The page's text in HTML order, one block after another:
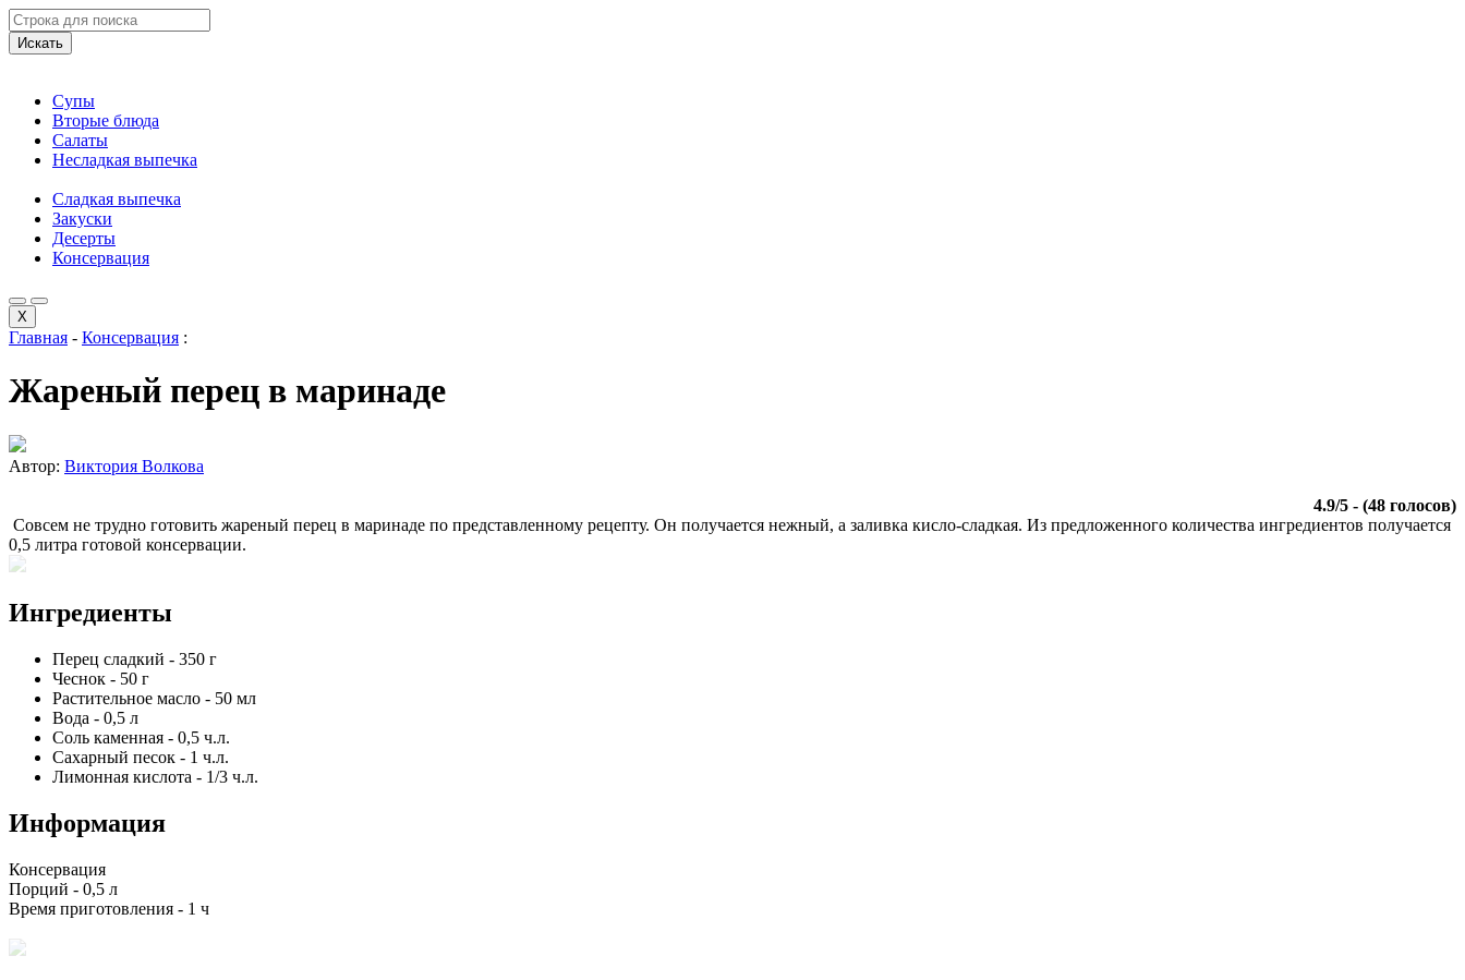
Искать
Супы
Вторые блюда
Салаты
Несладкая выпечка
Сладкая выпечка
Закуски
Десерты
Консервация
X
Главная - Консервация :
Жареный перец в маринаде
Автор: Виктория Волкова
4.9/5 - (48 голосов)
Совсем не трудно готовить жареный перец в маринаде по представленному рецепту. Он получается нежный, а заливка кисло-сладкая. Из предложенного количества ингредиентов получается
0,5 литра готовой консервации.
Ингредиенты
Перец сладкий - 350 г
Чеснок - 50 г
Растительное масло - 50 мл
Вода - 0,5 л
Соль каменная - 0,5 ч.л.
Сахарный песок - 1 ч.л.
Лимонная кислота - 1/3 ч.л.
Информация
Консервация
Порций - 0,5 л
Время приготовления - 1 ч